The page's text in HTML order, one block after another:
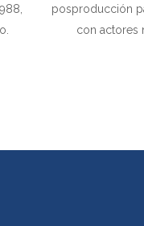
posproducción
con actores